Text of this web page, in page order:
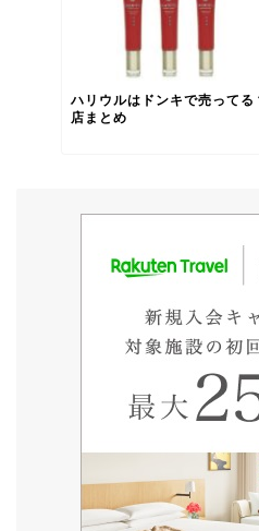
ハリウルはドンキで売って
店まとめ